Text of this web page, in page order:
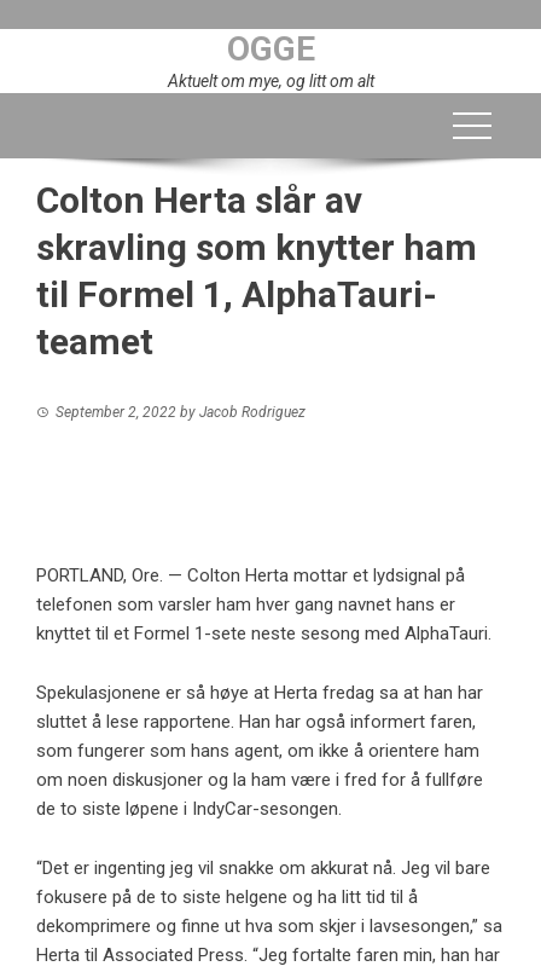
OGGE
Aktuelt om mye, og litt om alt
Colton Herta slår av
skravling som knytter ham
til Formel 1, AlphaTauri-
teamet
September 2, 2022 by Jacob Rodriguez
PORTLAND, Ore. — Colton Herta mottar et lydsignal på
telefonen som varsler ham hver gang navnet hans er
knyttet til et Formel 1-sete neste sesong med AlphaTauri.
Spekulasjonene er så høye at Herta fredag ​​sa at han har
sluttet å lese rapportene. Han har også informert faren,
som fungerer som hans agent, om ikke å orientere ham
om noen diskusjoner og la ham være i fred for å fullføre
de to siste løpene i IndyCar-sesongen.
“Det er ingenting jeg vil snakke om akkurat nå. Jeg vil bare
fokusere på de to siste helgene og ha litt tid til å
dekomprimere og finne ut hva som skjer i lavsesongen,” sa
Herta til Associated Press. “Jeg fortalte faren min, han har